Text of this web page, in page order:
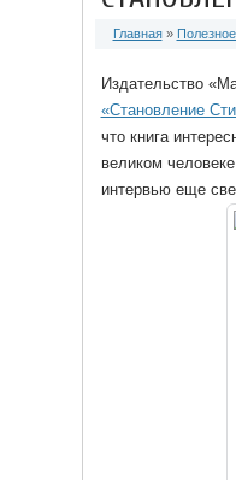
Главная»
Издательство
«Становление
что книга
великом
интервью еще